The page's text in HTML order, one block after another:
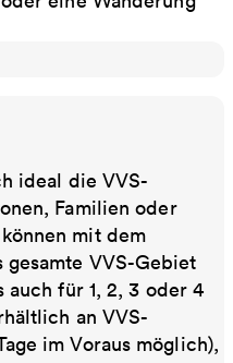
ideal die VVS-
Familien oder
mit dem
VVS-Gebiet
auch für 1, 2, 3 oder 4
an VVS-
im Voraus möglich),